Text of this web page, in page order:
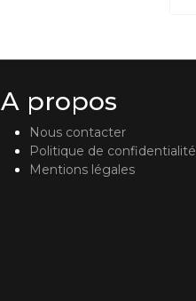
A propos
Nous contacter
Politique de confidentialité
Mentions légales